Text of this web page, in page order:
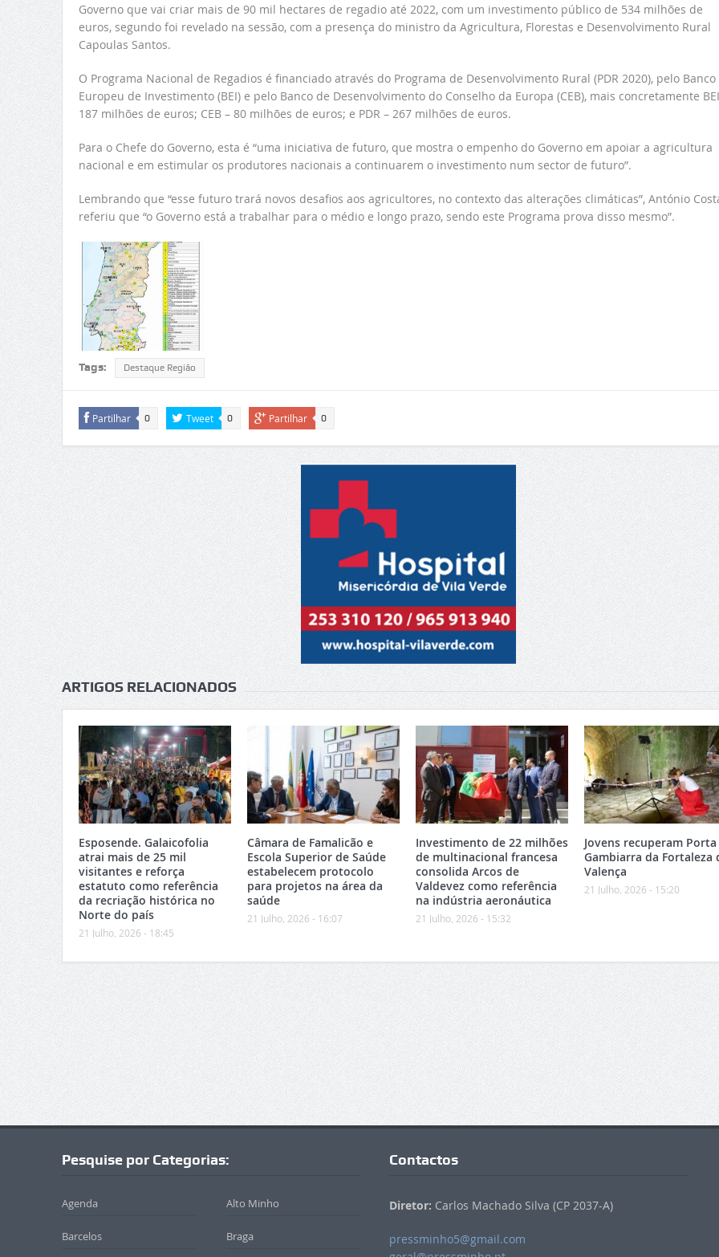
Governo que vai criar mais de 90 mil hectares de regadio até 2022, com um investimento público de 534 milhões de
euros, segundo foi revelado na sessão, com a presença do ministro da Agricultura, Florestas e Desenvolvimento Rural
Capoulas Santos.
O Programa Nacional de Regadios é financiado através do Programa de Desenvolvimento Rural (PDR 2020), pelo Banco
Europeu de Investimento (BEI) e pelo Banco de Desenvolvimento do Conselho da Europa (CEB), mais concretamente
187 milhões de euros; CEB – 80 milhões de euros; e PDR – 267 milhões de euros.
Para o Chefe do Governo, esta é “uma iniciativa de futuro, que mostra o empenho do Governo em apoiar a agricultura
nacional e em estimular os produtores nacionais a continuarem o investimento num sector de futuro”.
Lembrando que “esse futuro trará novos desafios aos agricultores, no contexto das alterações climáticas”, António
referiu que “o Governo está a trabalhar para o médio e longo prazo, sendo este Programa prova disso mesmo”.
Tags: Destaque Região
Partilhar 0 Tweet 0 Partilhar 0
ARTIGOS RELACIONADOS
Esposende. Galaicofolia
atrai mais de 25 mil
visitantes e reforça
estatuto como referência
da recriação histórica no
Norte do país
21 Julho, 2026 - 18:45
Câmara de Famalicão e
Escola Superior de Saúde
estabelecem protocolo
para projetos na área da
saúde
21 Julho, 2026 - 16:07
Investimento de 22 milhões
de multinacional francesa
consolida Arcos de
Valdevez como referência
na indústria aeronáutica
21 Julho, 2026 - 15:32
Jovens recuperam Porta
Gambiarra da Fortaleza
Valença
21 Julho, 2026 - 15:20
Pesquise por Categorias:
Agenda Alto Minho
Barcelos Braga
Contactos
Diretor: Carlos Machado Silva (CP 2037-A)
pressminho5@gmail.com